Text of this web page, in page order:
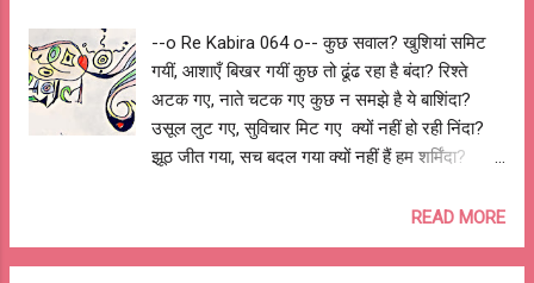
--o Re Kabira 064 o-- कुछ सवाल? खुशियां समिट
गयीं, आशाएँ बिखर गयीं कुछ तो ढूंढ रहा है बंदा? रिश्ते
अटक गए, नाते चटक गए कुछ न समझे है ये बाशिंदा?
उसूल लुट गए, सुविचार मिट गए क्यों नहीं हो रही निंदा?
झूठ जीत गया, सच बदल गया क्यों नहीं हैं हम शर्मिंदा?
बहुत तप हो गए, रोज़ व्रत हो गए किसे भक्ति दिखाये रे
काबिरा, रे गोविंदा? सुकून चला गया, चैन न रह गया कैसे हैं
लोग यूँ ज़िंदा? लालच बस गयी, तृष्णा रह गयी कैसे
READ MORE